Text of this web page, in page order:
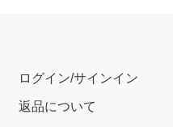
ログイン/サインイン
返品について